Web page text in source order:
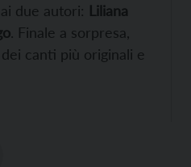
due autori: Liliana
. Finale a sorpresa,
canti più originali e